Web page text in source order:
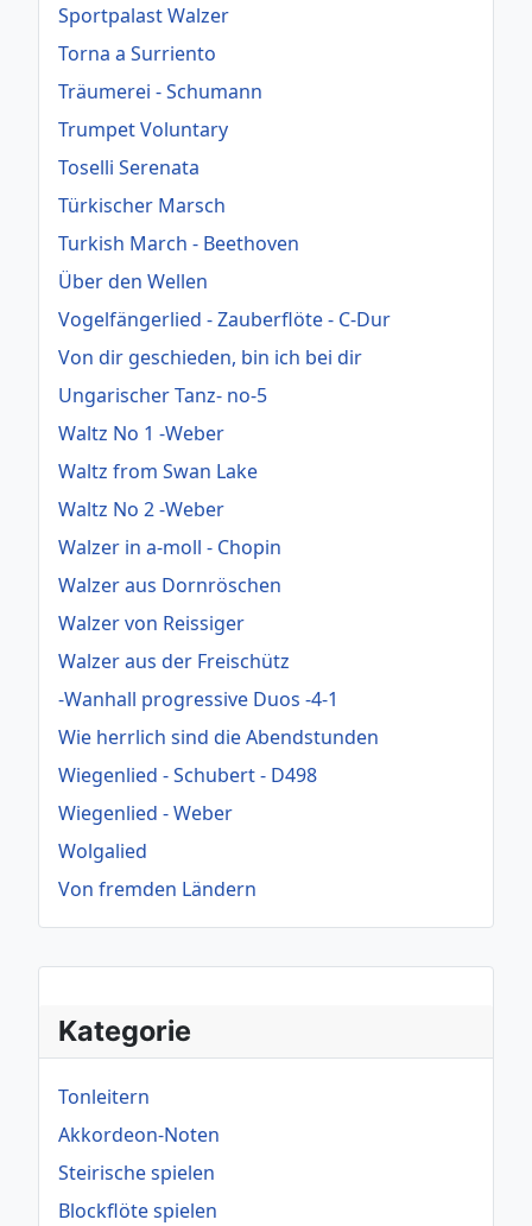
Kategorie
Tonleitern
Akkordeon-Noten
Steirische spielen
Blockflöte spielen
Sportpalast Walzer
Torna a Surriento
Träumerei - Schumann
Trumpet Voluntary
Toselli Serenata
Türkischer Marsch
Turkish March - Beethoven
Über den Wellen
Vogelfängerlied - Zauberflöte - C-Dur
Von dir geschieden, bin ich bei dir
Ungarischer Tanz- no-5
Waltz No 1 -Weber
Waltz from Swan Lake
Waltz No 2 -Weber
Walzer in a-moll - Chopin
Walzer aus Dornröschen
Walzer von Reissiger
Walzer aus der Freischütz
-Wanhall progressive Duos -4-1
Wie herrlich sind die Abendstunden
Wiegenlied - Schubert - D498
Wiegenlied - Weber
Wolgalied
Von fremden Ländern